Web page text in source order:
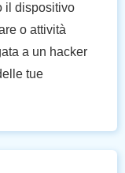
il dispositivo
o attività
a un hacker
tue